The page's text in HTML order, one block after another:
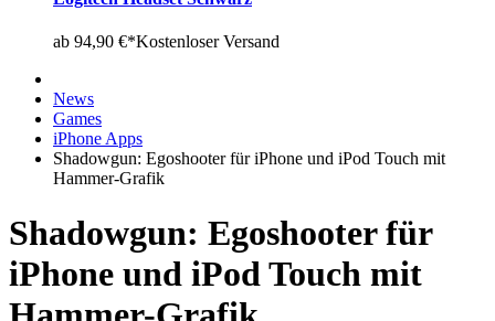
ab 94,90 €*Kostenloser Versand
News
Games
iPhone Apps
Shadowgun: Egoshooter für iPhone und iPod Touch mit
Hammer-Grafik
Shadowgun: Egoshooter für
iPhone und iPod Touch mit